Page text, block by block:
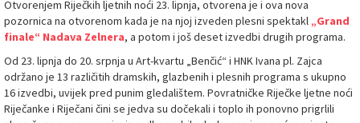
Otvorenjem Riječkih ljetnih noći 23. lipnja, otvorena je i ova nova
pozornica na otvorenom kada je na njoj izveden plesni spektakl „Grand
finale“ Nadava Zelnera, a potom i još deset izvedbi drugih programa.
Od 23. lipnja do 20. srpnja u Art-kvartu „Benčić“ i HNK Ivana pl. Zajca
održano je 13 različitih dramskih, glazbenih i plesnih programa s ukupno
16 izvedbi, uvijek pred punim gledalištem. Povratničke Riječke ljetne noći
Riječanke i Riječani čini se jedva su dočekali i toplo ih ponovno prigrlili